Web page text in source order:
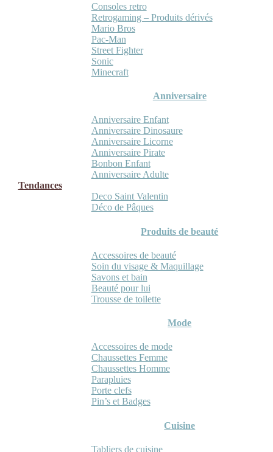
Consoles retro
Retrogaming – Produits dérivés
Mario Bros
Pac-Man
Street Fighter
Sonic
Minecraft
Anniversaire
Anniversaire Enfant
Anniversaire Dinosaure
Anniversaire Licorne
Anniversaire Pirate
Bonbon Enfant
Anniversaire Adulte
Tendances
Deco Saint Valentin
Déco de Pâques
Produits de beauté
Accessoires de beauté
Soin du visage & Maquillage
Savons et bain
Beauté pour lui
Trousse de toilette
Mode
Accessoires de mode
Chaussettes Femme
Chaussettes Homme
Parapluies
Porte clefs
Pin’s et Badges
Cuisine
Tabliers de cuisine